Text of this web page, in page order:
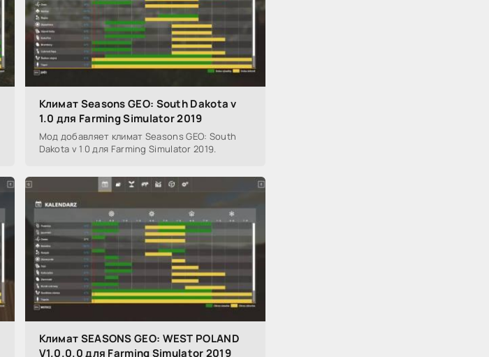
Климат Seasons GEO: South Dakota v
1.0 для Farming Simulator 2019
Мод добавляет климат Seasons GEO: South
Dakota v 1.0 для Farming Simulator 2019.
Климат SEASONS GEO: WEST POLAND
V1.0.0.0 для Farming Simulator 2019